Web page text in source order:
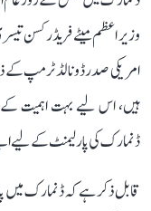
وزیر اعظم میٹے فریڈرکسن
امریکی صدر ڈونالڈ ٹرمپ کے
ڈنمارک کی پارلیمنٹ کے لیے